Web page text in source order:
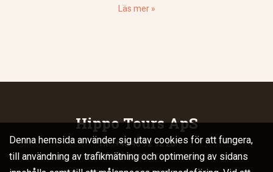
Läs mer »
Hippo Tours ApS
Tlf.: +45 40 92 92 20
info@hippotours.se
Denna hemsida använder sig utav cookies för att fungera,
till användning av trafikmätning och optimering av sidans